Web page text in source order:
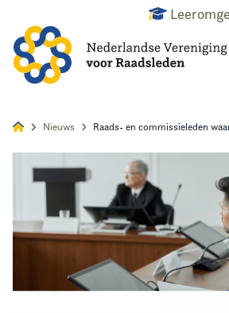
Agenda
Nieuws Raads- en commissieleden